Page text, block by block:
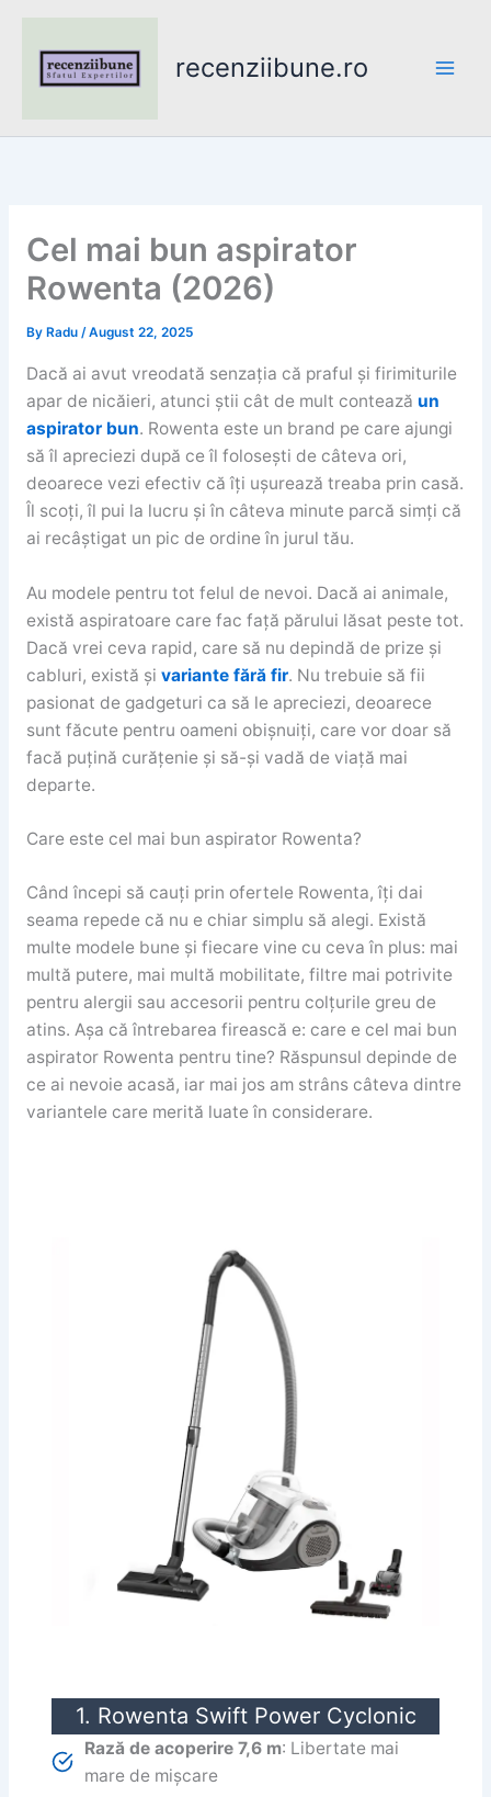
content
recenziibune.ro
Cel mai bun aspirator
Rowenta (2026)
By Radu /August 22, 2025
Dacă ai avut vreodată senzația că praful și firimiturile
apar de nicăieri, atunci știi cât de mult contează un
aspirator bun. Rowenta este un brand pe care ajungi
să îl apreciezi după ce îl folosești de câteva ori,
deoarece vezi efectiv că îți ușurează treaba prin casă.
Îl scoți, îl pui la lucru și în câteva minute parcă simți că
ai recâștigat un pic de ordine în jurul tău.
Au modele pentru tot felul de nevoi. Dacă ai animale,
există aspiratoare care fac față părului lăsat peste tot.
Dacă vrei ceva rapid, care să nu depindă de prize și
cabluri, există și variante fără fir. Nu trebuie să fii
pasionat de gadgeturi ca să le apreciezi, deoarece
sunt făcute pentru oameni obișnuiți, care vor doar să
facă puțină curățenie și să-și vadă de viață mai
departe.
Care este cel mai bun aspirator Rowenta?
Când începi să cauți prin ofertele Rowenta, îți dai
seama repede că nu e chiar simplu să alegi. Există
multe modele bune și fiecare vine cu ceva în plus: mai
multă putere, mai multă mobilitate, filtre mai potrivite
pentru alergii sau accesorii pentru colțurile greu de
atins. Așa că întrebarea firească e: care e cel mai bun
aspirator Rowenta pentru tine? Răspunsul depinde de
ce ai nevoie acasă, iar mai jos am strâns câteva dintre
variantele care merită luate în considerare.
1. Rowenta Swift Power Cyclonic
Rază de acoperire 7,6 m: Libertate mai
mare de mișcare